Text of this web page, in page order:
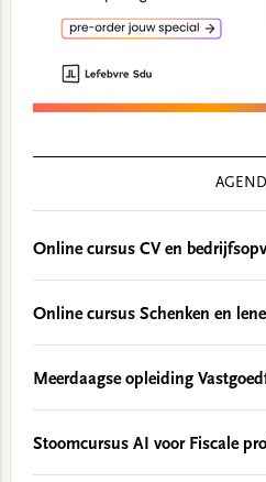
Online cursus CV en
Online cursus Schenken en
Meerdaagse opleiding
Stoomcursus AI voor Fiscale